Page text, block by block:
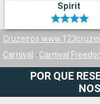
Spirit
Cruzeiros
Carnival
Carnival
POR QUE